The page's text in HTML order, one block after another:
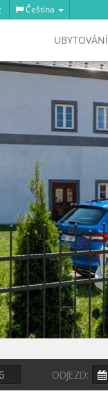
Čeština
UBYTOVÁNÍ
ODJEZD: